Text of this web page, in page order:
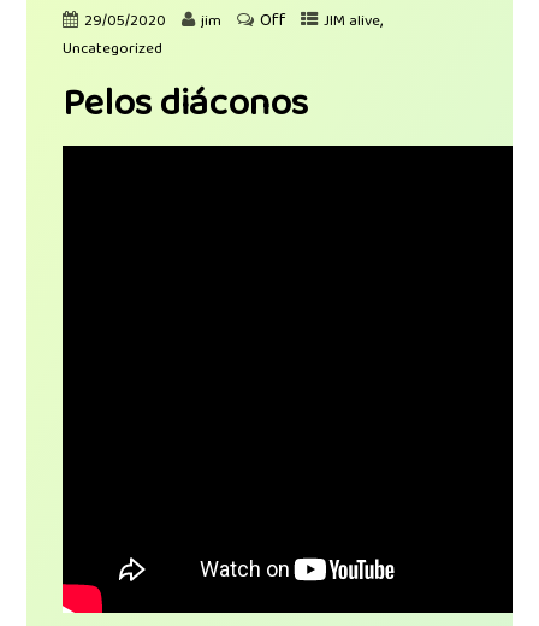
29/05/2020 jim Off JIM alive,
Uncategorized
Pelos diáconos